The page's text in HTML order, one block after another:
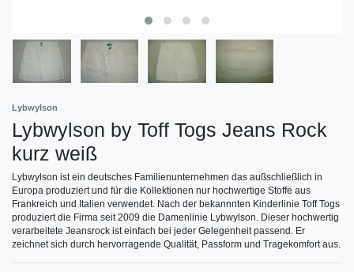
Lybwylson
Lybwylson by Toff Togs Jeans Rock
kurz weiß
Lybwylson ist ein deutsches Familienunternehmen das außschließlich in
Europa produziert und für die Kollektionen nur hochwertige Stoffe aus
Frankreich und Italien verwendet. Nach der bekannnten Kinderlinie Toff Togs
produziert die Firma seit 2009 die Damenlinie Lybwylson. Dieser hochwertig
verarbeitete Jeansrock ist einfach bei jeder Gelegenheit passend. Er
zeichnet sich durch hervorragende Qualität, Passform und Tragekomfort aus.